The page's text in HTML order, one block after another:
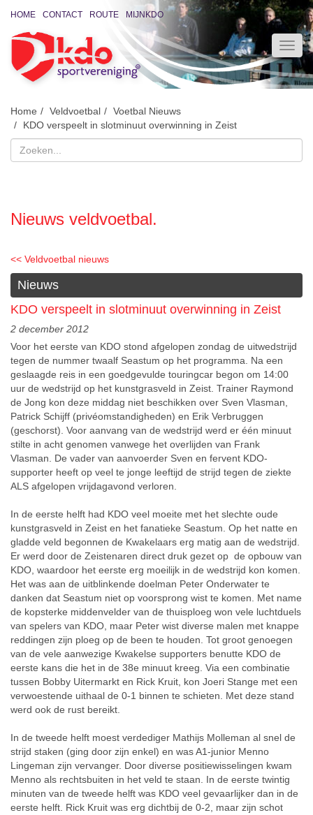
HOME CONTACT ROUTE MIJNKDO
Home Veldvoetbal
Voetbal Nieuws
KDO verspeelt in slotminuut overwinning in Zeist
Nieuws veldvoetbal.
<< Veldvoetbal nieuws
Nieuws
KDO verspeelt in slotminuut overwinning in Zeist
2 december 2012
Voor het eerste van KDO stond afgelopen zondag de uitwedstrijd
tegen de nummer twaalf Seastum op het programma. Na een
geslaagde reis in een goedgevulde touringcar begon om 14:00
uur de wedstrijd op het kunstgrasveld in Zeist. Trainer Raymond
de Jong kon deze middag niet beschikken over Sven Vlasman,
Patrick Schijff (privéomstandigheden) en Erik Verbruggen
(geschorst). Voor aanvang van de wedstrijd werd er één minuut
stilte in acht genomen vanwege het overlijden van Frank
Vlasman. De vader van aanvoerder Sven en fervent KDO-
supporter heeft op veel te jonge leeftijd de strijd tegen de ziekte
ALS afgelopen vrijdagavond verloren.
In de eerste helft had KDO veel moeite met het slechte oude
kunstgrasveld in Zeist en het fanatieke Seastum. Op het natte en
gladde veld begonnen de Kwakelaars erg matig aan de wedstrijd.
Er werd door de Zeistenaren direct druk gezet op de opbouw van
KDO, waardoor het eerste erg moeilijk in de wedstrijd kon komen.
Het was aan de uitblinkende doelman Peter Onderwater te
danken dat Seastum niet op voorsprong wist te komen. Met name
de kopsterke middenvelder van de thuisploeg won vele luchtduels
van spelers van KDO, maar Peter wist diverse malen met knappe
reddingen zijn ploeg op de been te houden. Tot groot genoegen
van de vele aanwezige Kwakelse supporters benutte KDO de
eerste kans die het in de 38e minuut kreeg. Via een combinatie
tussen Bobby Uitermarkt en Rick Kruit, kon Joeri Stange met een
verwoestende uithaal de 0-1 binnen te schieten. Met deze stand
werd ook de rust bereikt.
In de tweede helft moest verdediger Mathijs Molleman al snel de
strijd staken (ging door zijn enkel) en was A1-junior Menno
Lingeman zijn vervanger. Door diverse positiewisselingen kwam
Menno als rechtsbuiten in het veld te staan. In de eerste twintig
minuten van de tweede helft was KDO veel gevaarlijker dan in de
eerste helft. Rick Kruit was erg dichtbij de 0-2, maar zijn schot